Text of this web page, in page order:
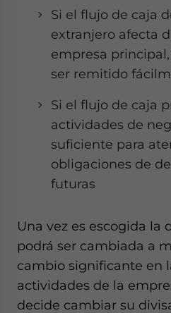
Si el flujo de caja
extranjero afecta
empresa
ser remitido
Si el flujo de caja
actividades de
suficiente para
obligaciones de
futuras
Una vez es escogida la
podrá ser cambiada a
cambio significante en
actividades de la
decide cambiar su